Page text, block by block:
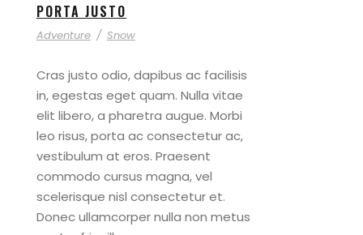
PORTA JUSTO
Adventure / Snow
Cras justo odio, dapibus ac facilisis
in, egestas eget quam. Nulla vitae
elit libero, a pharetra augue. Morbi
leo risus, porta ac consectetur ac,
vestibulum at eros. Praesent
commodo cursus magna, vel
scelerisque nisl consectetur et.
Donec ullamcorper nulla non metus